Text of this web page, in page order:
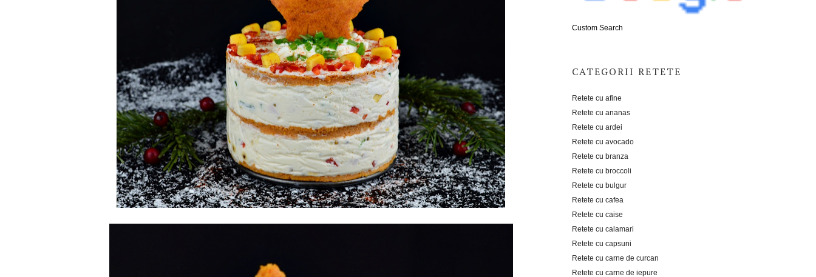
Custom Search
CATEGORII RETETE
Retete cu afine
Retete cu ananas
Retete cu ardei
Retete cu avocado
Retete cu branza
Retete cu broccoli
Retete cu bulgur
Retete cu cafea
Retete cu caise
Retete cu calamari
Retete cu capsuni
Retete cu carne de curcan
Retete cu carne de iepure